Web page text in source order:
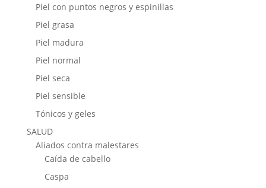
Piel con puntos negros y espinillas
Piel grasa
Piel madura
Piel normal
Piel seca
Piel sensible
Tónicos y geles
SALUD
Aliados contra malestares
Caída de cabello
Caspa